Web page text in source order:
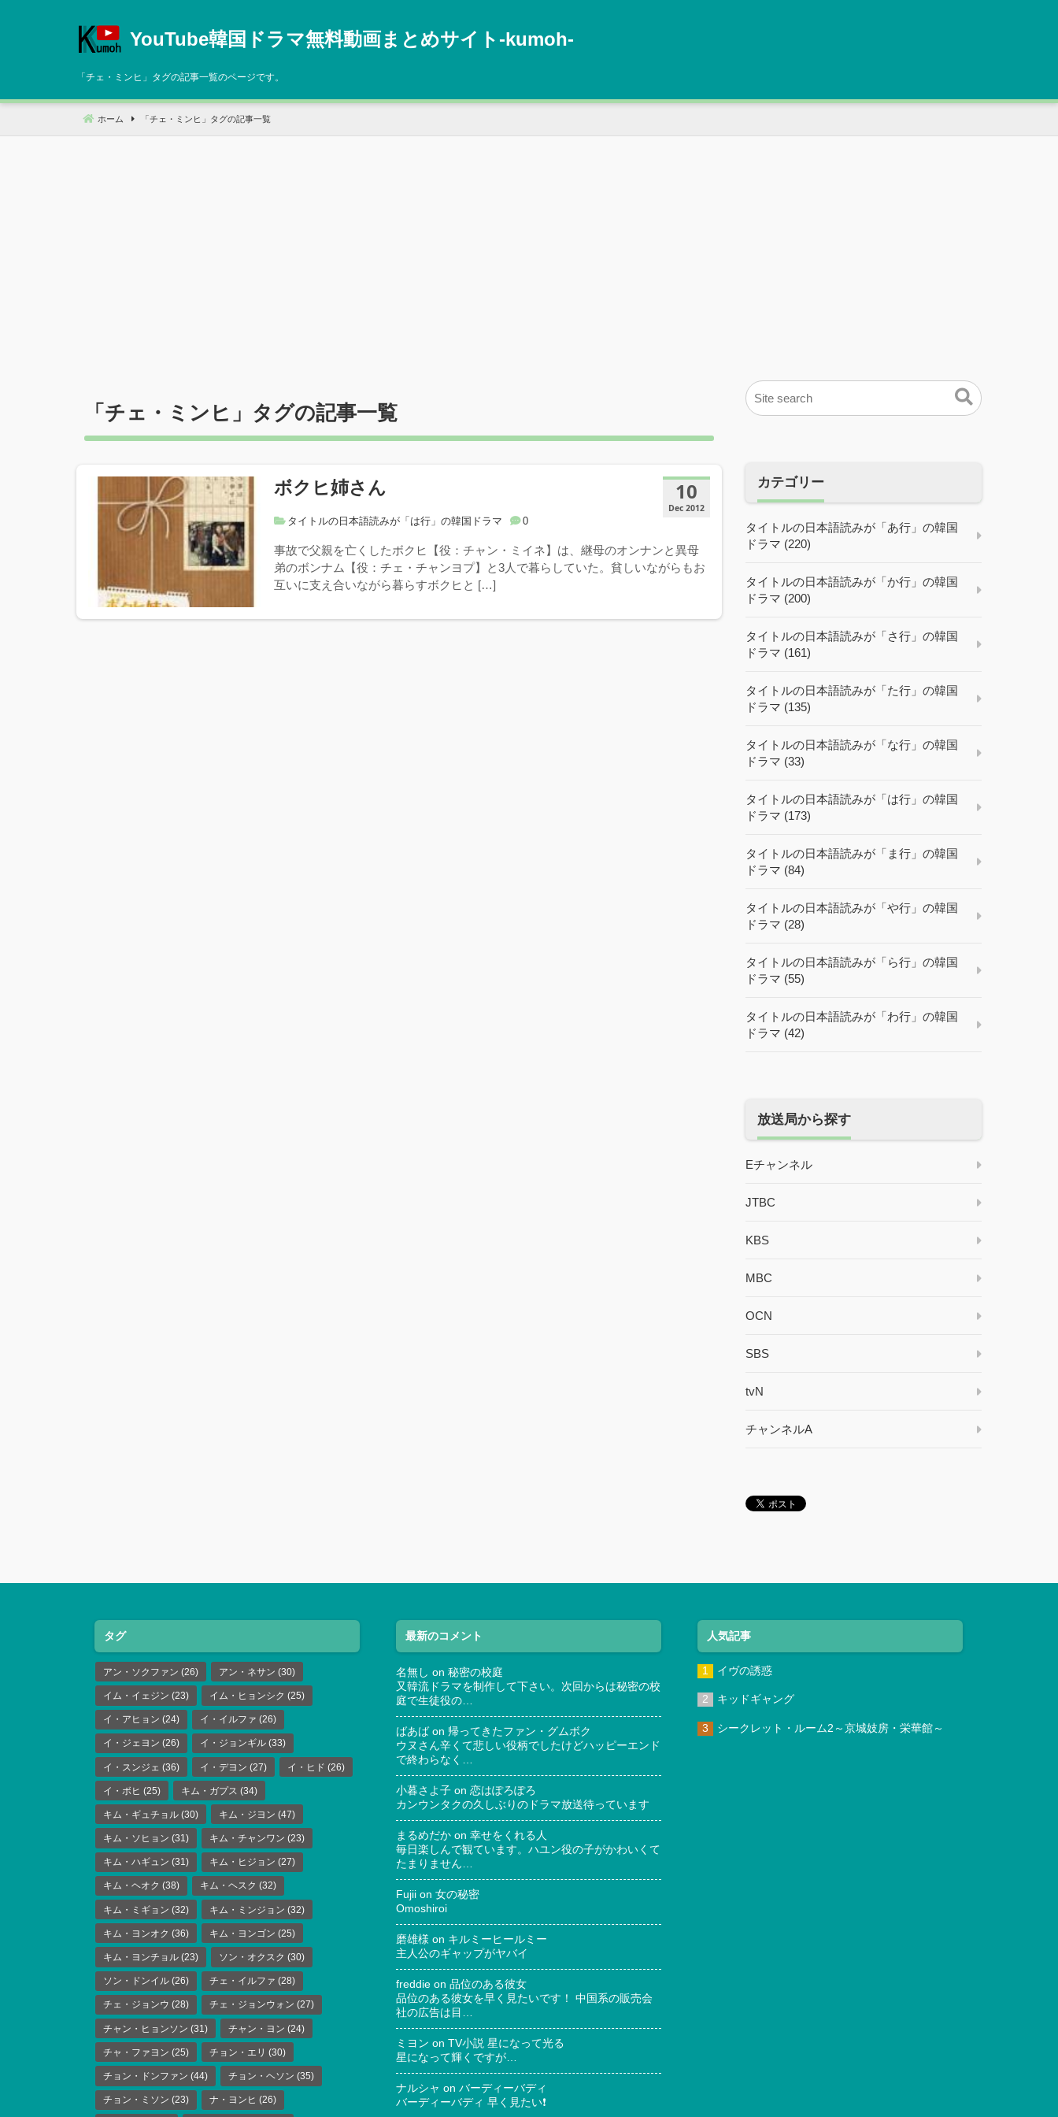
へ
動
YouTube韓国ドラマ無料動画まとめサイト‐kumoh‐
「 チェ・ミンヒ 」タグの記事一覧のページです。
ホーム 「 チェ・ミンヒ 」タグの記事一覧
「 チェ・ミンヒ 」タグの記事一覧
10
Dec 2012
ボクヒ姉さん
タイトルの日本語読みが「は行」の韓国ドラマ 0
事故で父親を亡くしたボクヒ【役：チャン・ミイネ】は、継母のオンナンと異母
弟のボンナム【役：チェ・チャンヨプ】と3人で暮らしていた。貧しいながらもお
互いに支え合いながら暮らすボクヒと […]
カテゴリー
タイトルの日本語読みが「あ行」の韓国
ドラマ (220)
タイトルの日本語読みが「か行」の韓国
ドラマ (200)
タイトルの日本語読みが「さ行」の韓国
ドラマ (161)
タイトルの日本語読みが「た行」の韓国
ドラマ (135)
タイトルの日本語読みが「な行」の韓国
ドラマ (33)
タイトルの日本語読みが「は行」の韓国
ドラマ (173)
タイトルの日本語読みが「ま行」の韓国
ドラマ (84)
タイトルの日本語読みが「や行」の韓国
ドラマ (28)
タイトルの日本語読みが「ら行」の韓国
ドラマ (55)
タイトルの日本語読みが「わ行」の韓国
ドラマ (42)
放送局から探す
Eチャンネル
JTBC
KBS
MBC
OCN
SBS
tvN
チャンネルA
タグ
アン・ソクファン (26) アン・ネサン (30)
イム・イェジン (23) イム・ヒョンシク (25)
イ・アヒョン (24) イ・イルファ (26)
イ・ジェヨン (26) イ・ジョンギル (33)
イ・スンジェ (36) イ・デヨン (27) イ・ヒド (26)
イ・ボヒ (25) キム・ガプス (34)
キム・ギュチョル (30) キム・ジヨン (47)
キム・ソヒョン (31) キム・チャンワン (23)
キム・ハギュン (31) キム・ヒジョン (27)
キム・ヘオク (38) キム・ヘスク (32)
キム・ミギョン (32) キム・ミンジョン (32)
キム・ヨンオク (36) キム・ヨンゴン (25)
キム・ヨンチョル (23) ソン・オクスク (30)
ソン・ドンイル (26) チェ・イルファ (28)
チェ・ジョンウ (28) チェ・ジョンウォン (27)
チャン・ヒョンソン (31) チャン・ヨン (24)
チャ・ファヨン (25) チョン・エリ (30)
チョン・ドンファン (44) チョン・ヘソン (35)
チョン・ミソン (23) ナ・ヨンヒ (26)
最新のコメント
名無し on 秘密の校庭
又韓流ドラマを制作して下さい。次回からは秘密の校
庭で生徒役の…
ばあば on 帰ってきたファン・グムボク
ウヌさん辛くて悲しい役柄でしたけどハッピーエンド
で終わらなく…
小暮さよ子 on 恋はぽろぽろ
カンウンタクの久しぶりのドラマ放送待っています
まるめだか on 幸せをくれる人
毎日楽しんで観ています。ハユン役の子がかわいくて
たまりません…
Fujii on 女の秘密
Omoshiroi
磨雄様 on キルミーヒールミー
主人公のギャップがヤバイ
freddie on 品位のある彼女
品位のある彼女を早く見たいです！ 中国系の販売会
社の広告は目…
ミヨン on TV小説 星になって光る
星になって輝くですが…
ナルシャ on バーディーバディ
バーディーバディ 早く見たい❗
人気記事
イヴの誘惑
キッドギャング
シークレット・ルーム2～京城妓房・栄華館～